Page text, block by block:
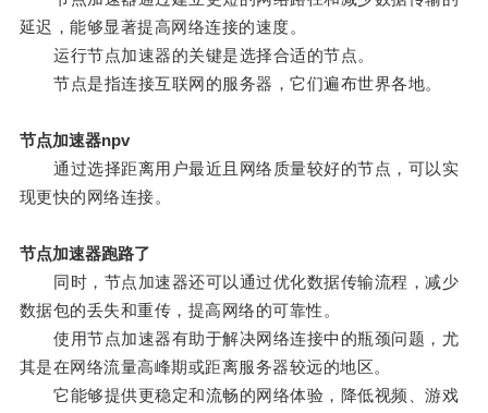
延迟，能够显著提高网络连接的速度。
运行节点加速器的关键是选择合适的节点。
节点是指连接互联网的服务器，它们遍布世界各地。
节点加速器npv
通过选择距离用户最近且网络质量较好的节点，可以实
现更快的网络连接。
节点加速器跑路了
同时，节点加速器还可以通过优化数据传输流程，减少
数据包的丢失和重传，提高网络的可靠性。
使用节点加速器有助于解决网络连接中的瓶颈问题，尤
其是在网络流量高峰期或距离服务器较远的地区。
它能够提供更稳定和流畅的网络体验，降低视频、游戏